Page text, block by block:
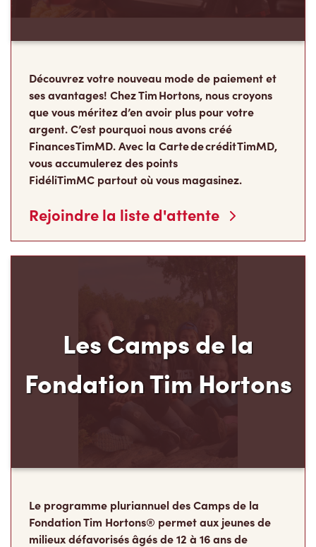
Découvrez votre nouveau mode de paiement et
ses avantages! Chez Tim Hortons, nous croyons
que vous méritez d’en avoir plus pour votre
argent. C’est pourquoi nous avons créé
Finances TimMD. Avec la Carte de crédit TimMD,
vous accumulerez des points
FidéliTimMC partout où vous magasinez.
Rejoindre la liste d'attente
Les Camps de la
Fondation Tim Hortons
Le programme pluriannuel des Camps de la
Fondation Tim Hortons® permet aux jeunes de
milieux défavorisés âgés de 12 à 16 ans de